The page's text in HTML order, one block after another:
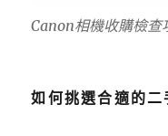
Canon相機收購檢查
如何挑選合適的二